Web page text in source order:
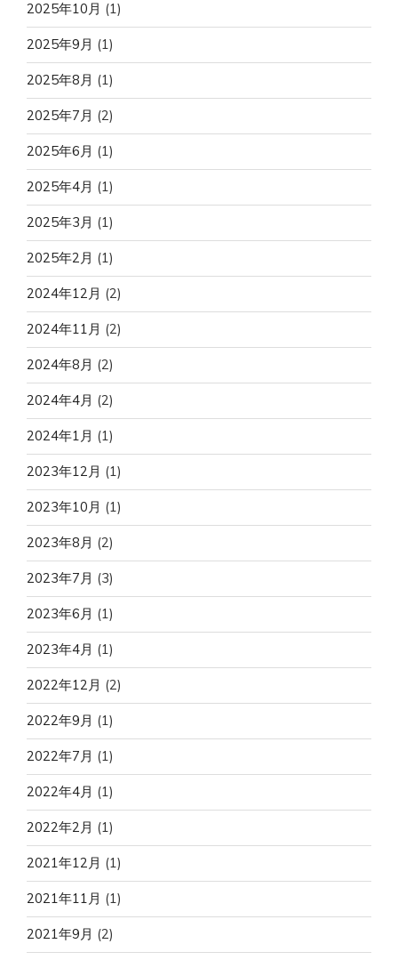
2025年10月 (1)
2025年9月 (1)
2025年8月 (1)
2025年7月 (2)
2025年6月 (1)
2025年4月 (1)
2025年3月 (1)
2025年2月 (1)
2024年12月 (2)
2024年11月 (2)
2024年8月 (2)
2024年4月 (2)
2024年1月 (1)
2023年12月 (1)
2023年10月 (1)
2023年8月 (2)
2023年7月 (3)
2023年6月 (1)
2023年4月 (1)
2022年12月 (2)
2022年9月 (1)
2022年7月 (1)
2022年4月 (1)
2022年2月 (1)
2021年12月 (1)
2021年11月 (1)
2021年9月 (2)